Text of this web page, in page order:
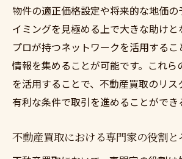
物件の適正価格設定や将来的な地価の
イミングを見極める上で大きな助けと
プロが持つネットワークを活用する
情報を集めることが可能です。これら
を活用することで、不動産買取のリス
有利な条件で取引を進めることができ
不動産買取における専門家の役割と